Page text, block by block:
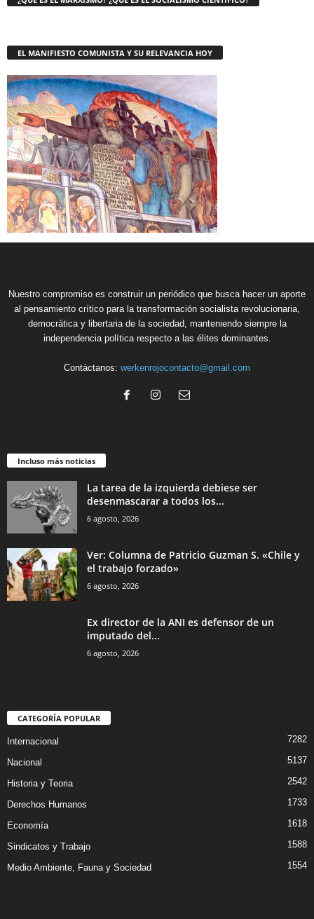
EL MANIFIESTO COMUNISTA Y SU RELEVANCIA HOY
Nuestro compromiso es construir un periódico que busca hacer un aporte
al pensamiento crítico para la transformación socialista revolucionaria,
democrática y libertaria de la sociedad, manteniendo siempre la
independencia política respecto a las élites dominantes.
Contáctanos: werkenrojocontacto@gmail.com
Incluso más noticias
La tarea de la izquierda debiese ser
desenmascarar a todos los...
6 agosto, 2026
Ver: Columna de Patricio Guzman S. «Chile y
el trabajo forzado»
6 agosto, 2026
Ex director de la ANI es defensor de un
imputado del...
6 agosto, 2026
CATEGORÍA POPULAR
Internacional 7282
Nacional 5137
Historia y Teoria 2542
Derechos Humanos 1733
Economía 1618
Sindicatos y Trabajo 1588
Medio Ambiente, Fauna y Sociedad 1554